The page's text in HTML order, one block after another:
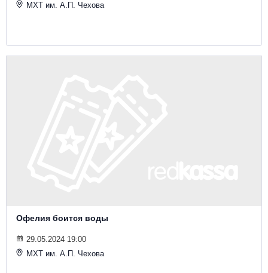
МХТ им. А.П. Чехова
Офелия боится воды
29.05.2024 19:00
МХТ им. А.П. Чехова